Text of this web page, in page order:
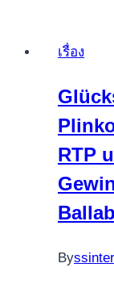
เรื่อง
RTP
By